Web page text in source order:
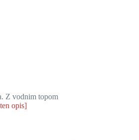
Z vodnim topom
opis]